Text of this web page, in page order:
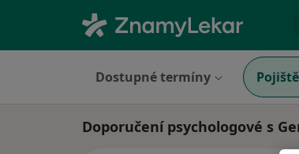
Dostupné termíny
Doporučení psychologové s